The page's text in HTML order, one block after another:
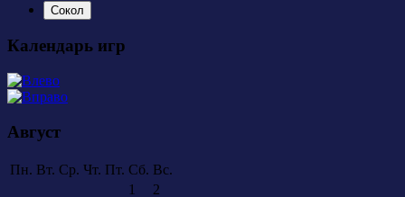
Сокол
Календарь игр
Август
Пн. Вт. Ср. Чт. Пт. Сб. Вс.
1
2